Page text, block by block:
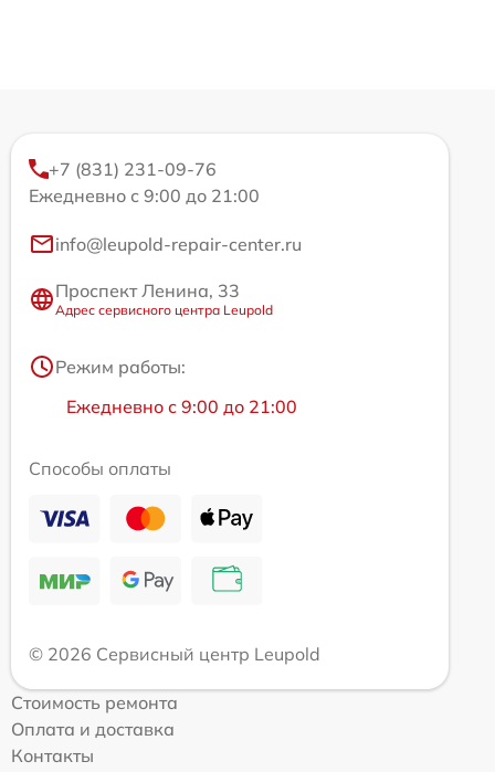
+7 (831) 231-09-76
Ежедневно с 9:00 до 21:00
info@leupold-repair-center.ru
Проспект Ленина, 33
Адрес сервисного центра Leupold
Режим работы:
Ежедневно с 9:00 до 21:00
Способы оплаты
© 2026 Сервисный центр Leupold
Стоимость ремонта
Оплата и доставка
Контакты